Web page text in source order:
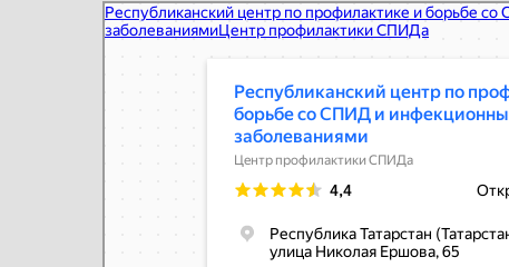
Республиканский центр по профилактике и борьбе со СПИД и
инфекционными заболеваниями
Центр профилактики СПИДа в Казани